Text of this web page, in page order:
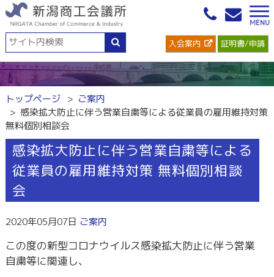
入会案内 証明書/申請
トップページ
ご案内
感染拡大防止に伴う営業自粛等による従業員の雇用維持対策
無料個別相談会
感染拡大防止に伴う営業自粛等による
従業員の雇用維持対策 無料個別相談
会
2020年05月07日 ご案内
この度の新型コロナウイルス感染拡大防止に伴う営業
自粛等に関連し、